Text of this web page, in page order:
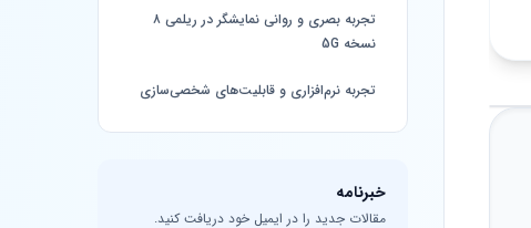
تجربه بصری و روانی نمایشگر در ریلمی ۸
نسخه 5G
تجربه نرم‌افزاری و قابلیت‌های شخصی‌سازی
خبرنامه
مقالات جدید را در ایمیل خود دریافت کنید.